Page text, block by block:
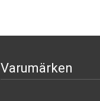
Varumärken